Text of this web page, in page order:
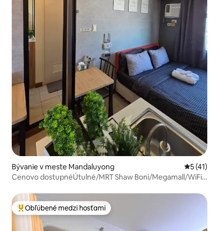
Bývanie v meste Mandaluyong
5 (41)
Cenovo dostupnéÚtulné/MRT Shaw Boni/Megamall/WiFi
Najobľúbenejšie medzi hosťami
Obľúbené medzi hosťami